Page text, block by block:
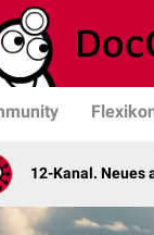
12-Kanal. Neues